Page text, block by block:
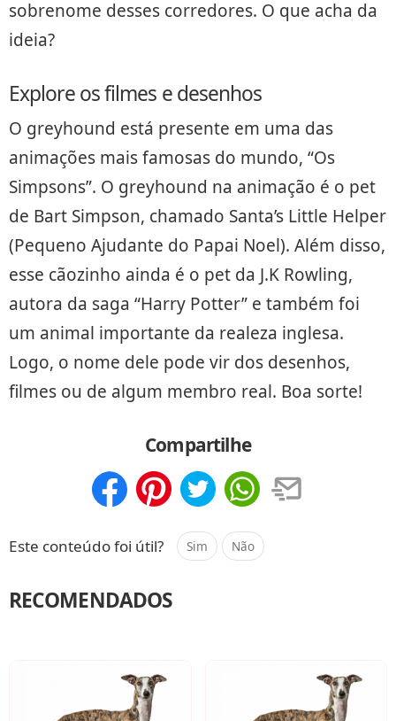
sobrenome desses corredores. O que acha da
ideia?
Explore os filmes e desenhos
O greyhound está presente em uma das
animações mais famosas do mundo, “Os
Simpsons”. O greyhound na animação é o pet
de Bart Simpson, chamado Santa’s Little Helper
(Pequeno Ajudante do Papai Noel). Além disso,
esse cãozinho ainda é o pet da J.K Rowling,
autora da saga “Harry Potter” e também foi
um animal importante da realeza inglesa.
Logo, o nome dele pode vir dos desenhos,
filmes ou de algum membro real. Boa sorte!
Compartilhe
Este conteúdo foi útil? Sim Não
RECOMENDADOS